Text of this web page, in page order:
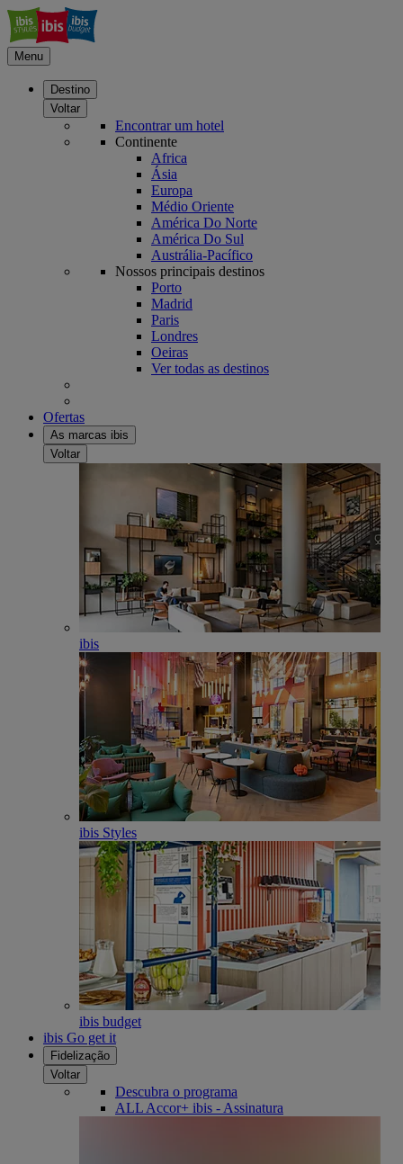
Menu
Destino
Voltar
Encontrar um hotel
Continente
Africa
Ásia
Europa
Médio Oriente
América Do Norte
América Do Sul
Austrália-Pacífico
Nossos principais destinos
Porto
Madrid
Paris
Londres
Oeiras
Ver todas as destinos
Ofertas
As marcas ibis
Voltar
ibis
ibis Styles
ibis budget
ibis Go get it
Fidelização
Voltar
Descubra o programa
ALL Accor+ ibis - Assinatura